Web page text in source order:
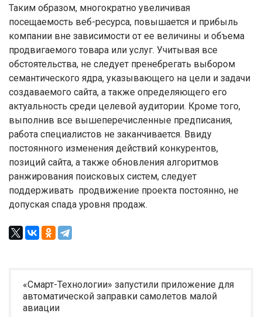
Таким образом, многократно увеличивая
посещаемость веб-ресурса, повышается и прибыль
компании вне зависимости от ее величины и объема
продвигаемого товара или услуг. Учитывая все
обстоятельства, не следует пренебрегать выбором
семантического ядра, указывающего на цели и задачи
создаваемого сайта, а также определяющего его
актуальность среди целевой аудитории. Кроме того,
выполнив все вышеперечисленные предписания,
работа специалистов не заканчивается. Ввиду
постоянного изменения действий конкурентов,
позиций сайта, а также обновления алгоритмов
ранжирования поисковых систем, следует
поддерживать продвижение проекта постоянно, не
допуская спада уровня продаж.
«Смарт-Технологии» запустили приложение для
автоматической заправки самолетов малой
авиации